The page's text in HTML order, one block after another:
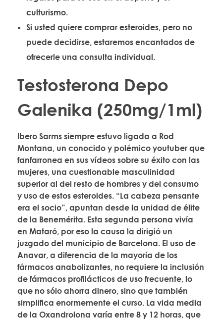
culturismo.
Si usted quiere comprar esteroides, pero no
puede decidirse, estaremos encantados de
ofrecerle una consulta individual.
Testosterona Depo
Galenika (250mg/1ml)
Ibero Sarms siempre estuvo ligada a Rod
Montana, un conocido y polémico youtuber que
fanfarronea en sus vídeos sobre su éxito con las
mujeres, una cuestionable masculinidad
superior al del resto de hombres y del consumo
y uso de estos esteroides. “La cabeza pensante
era el socio”, apuntan desde la unidad de élite
de la Benemérita. Esta segunda persona vivía
en Mataró, por eso la causa la dirigió un
juzgado del municipio de Barcelona. El uso de
Anavar, a diferencia de la mayoría de los
fármacos anabolizantes, no requiere la inclusión
de fármacos profilácticos de uso frecuente, lo
que no sólo ahorra dinero, sino que también
simplifica enormemente el curso. La vida media
de la Oxandrolona varía entre 8 y 12 horas, que